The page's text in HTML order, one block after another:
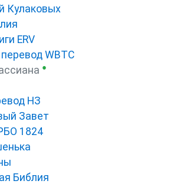
Кулаковых
ERV
WBTC
●
НЗ
Завет
1824
Библия